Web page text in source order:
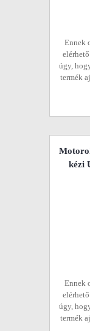
Ennek
úgy,
termék
kézi
Ennek
úgy,
termék